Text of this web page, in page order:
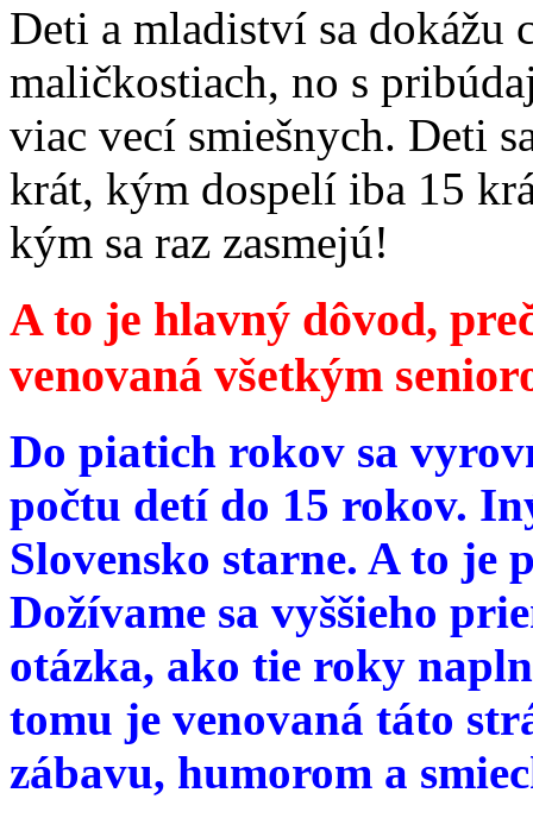
Deti a mladiství sa dokážu
maličkostiach, no s
viac vecí smiešnych. Deti
krát, kým dospelí iba 15
kým sa raz zasmejú!
A to je hlavný dôvod,
venovaná všetkým
Do piatich rokov sa
počtu detí do 15 rokov.
Slovensko starne. A to je
Dožívame sa vyššieho
otázka, ako tie roky
tomu je venovaná táto
zábavu, humorom a